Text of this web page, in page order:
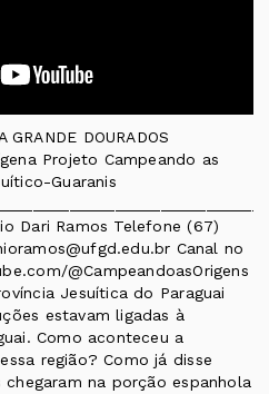
GRANDE DOURADOS
Projeto Campeando as
Guaranis
Dari Ramos Telefone (67)
Canal no
@CampeandoasOrigens
Jesuítica do Paraguai
estavam ligadas à
Como aconteceu a
região? Como já disse
na porção espanhola